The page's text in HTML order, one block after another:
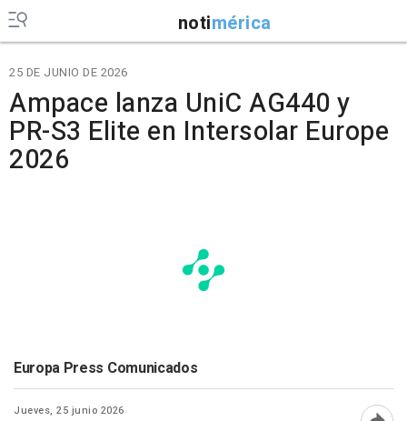
notimérica
25 DE JUNIO DE 2026
Ampace lanza UniC AG440 y
PR-S3 Elite en Intersolar Europe
2026
Europa Press Comunicados
Jueves, 25 junio 2026